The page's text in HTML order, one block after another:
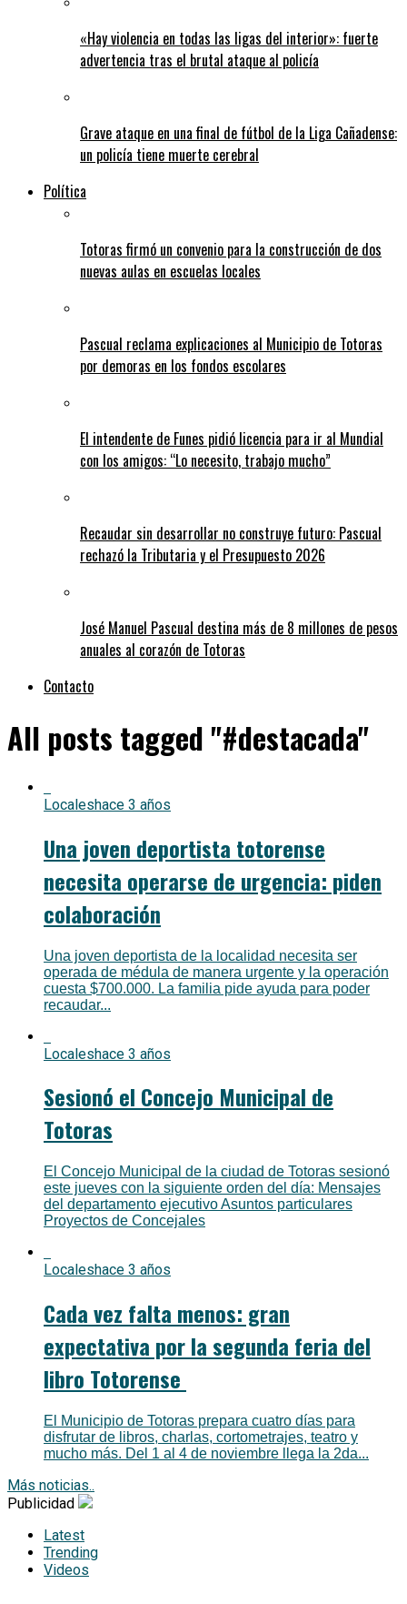
«Hay violencia en todas las ligas del interior»: fuerte
advertencia tras el brutal ataque al policía
Grave ataque en una final de fútbol de la Liga Cañadense:
un policía tiene muerte cerebral
Política
Totoras firmó un convenio para la construcción de dos
nuevas aulas en escuelas locales
Pascual reclama explicaciones al Municipio de Totoras
por demoras en los fondos escolares
El intendente de Funes pidió licencia para ir al Mundial
con los amigos: “Lo necesito, trabajo mucho”
Recaudar sin desarrollar no construye futuro: Pascual
rechazó la Tributaria y el Presupuesto 2026
José Manuel Pascual destina más de 8 millones de pesos
anuales al corazón de Totoras
Contacto
All posts tagged "#destacada"
Localeshace 3 años
Una joven deportista totorense
necesita operarse de urgencia: piden
colaboración
Una joven deportista de la localidad necesita ser
operada de médula de manera urgente y la operación
cuesta $700.000. La familia pide ayuda para poder
recaudar...
Localeshace 3 años
Sesionó el Concejo Municipal de
Totoras
El Concejo Municipal de la ciudad de Totoras sesionó
este jueves con la siguiente orden del día: Mensajes
del departamento ejecutivo Asuntos particulares
Proyectos de Concejales
Localeshace 3 años
Cada vez falta menos: gran
expectativa por la segunda feria del
libro Totorense
El Municipio de Totoras prepara cuatro días para
disfrutar de libros, charlas, cortometrajes, teatro y
mucho más. Del 1 al 4 de noviembre llega la 2da...
Más noticias..
Publicidad
Latest
Trending
Videos